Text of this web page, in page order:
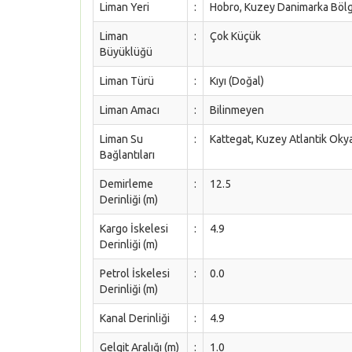
Liman Yeri : Hobro, Kuzey Danimarka
Liman
Büyüklüğü
: Çok Küçük
Liman Türü : Kıyı (Doğal)
Liman Amacı : Bilinmeyen
Liman Su
Bağlantıları
: Kattegat, Kuzey Atlantik
Demirleme
Derinliği (m)
: 12.5
Kargo İskelesi
Derinliği (m)
: 4.9
Petrol İskelesi
Derinliği (m)
: 0.0
Kanal Derinliği : 4.9
Gelgit Aralığı (m) : 1.0